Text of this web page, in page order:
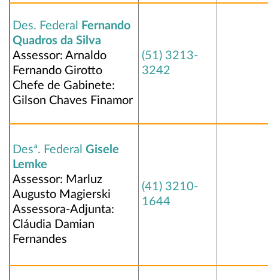
Des. Federal
Fernando
Quadros da Silva
Assessor: Arnaldo
Fernando Girotto
Chefe de Gabinete:
Gilson Chaves Finamor
(51) 3213-
3242
Desª. Federal Gisele
Lemke
Assessor: Marluz
Augusto Magierski
Assessora-Adjunta:
Cláudia Damian
Fernandes
(41) 3210-
1644